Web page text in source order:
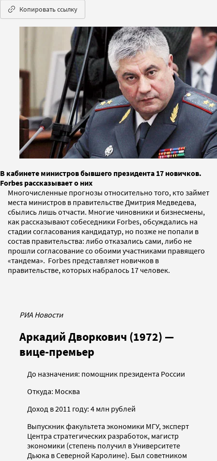
Копировать ссылку
В кабинете министров бывшего президента 17 новичков.
Forbes рассказывает о них
Многочисленные прогнозы относительно того, кто займет
места министров в правительстве Дмитрия Медведева,
сбылись лишь отчасти. Многие чиновники и бизнесмены,
как рассказывают собеседники Forbes, обсуждались на
стадии согласования кандидатур, но позже не попали в
состав правительства: либо отказались сами, либо не
прошли согласование со обоими участниками правящего
«тандема». Forbes представляет новичков в
правительстве, которых набралось 17 человек.
РИА Новости
Аркадий Дворкович (1972) —
вице-премьер
До назначения: помощник президента России
Откуда: Москва
Доход в 2011 году: 4 млн рублей
Выпускник факультета экономики МГУ, эксперт
Центра стратегических разработок, магистр
экономики (степень получил в Университете
Дьюка в Северной Каролине). Был советником